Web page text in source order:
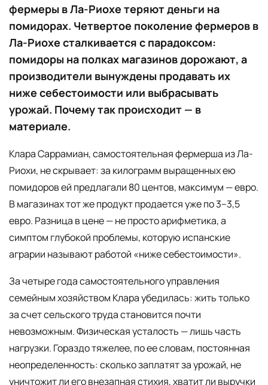
фермеры в Ла-Риохе теряют деньги на
помидорах. Четвертое поколение фермеров в
Ла-Риохе сталкивается с парадоксом:
помидоры на полках магазинов дорожают, а
производители вынуждены продавать их
ниже себестоимости или выбрасывать
урожай. Почему так происходит — в
материале.
Клара Саррамиан, самостоятельная фермерша из Ла-
Риохи, не скрывает: за килограмм выращенных ею
помидоров ей предлагали 80 центов, максимум — евро.
В магазинах тот же продукт продается уже по 3–3,5
евро. Разница в цене — не просто арифметика, а
симптом глубокой проблемы, которую испанские
аграрии называют работой «ниже себестоимости».
За четыре года самостоятельного управления
семейным хозяйством Клара убедилась: жить только
за счет сельского труда становится почти
невозможным. Физическая усталость — лишь часть
нагрузки. Гораздо тяжелее, по ее словам, постоянная
неопределенность: сколько заплатят за урожай, не
уничтожит ли его внезапная стихия, хватит ли выручки